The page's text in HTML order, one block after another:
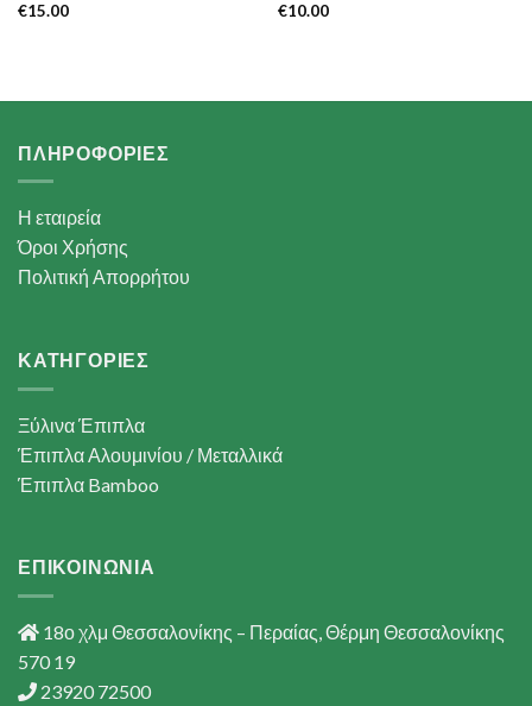
€15.00
€10.00
ΠΛΗΡΟΦΟΡΙΕΣ
Η εταιρεία
Όροι Χρήσης
Πολιτική Απορρήτου
ΚΑΤΗΓΟΡΙΕΣ
Ξύλινα Έπιπλα
Έπιπλα Αλουμινίου / Μεταλλικά
Έπιπλα Bamboo
ΕΠΙΚΟΙΝΩΝΙΑ
18ο χλμ Θεσσαλονίκης – Περαίας, Θέρμη Θεσσαλονίκης
570 19
23920 72500